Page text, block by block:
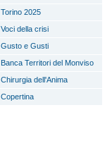
Torino 2025
Voci della crisi
Gusto e Gusti
Banca Territori del Monviso
Chirurgia dell'Anima
Copertina